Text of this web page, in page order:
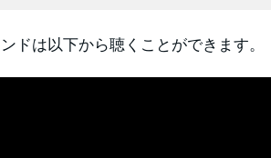
ドは以下から聴くことができます。